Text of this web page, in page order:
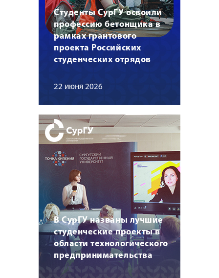
Студенты СурГУ освоили
профессию бетонщика в
рамках грантового
проекта Российских
студенческих отрядов
22 июня 2026
В СурГУ названы лучшие
студенческие проекты в
области технологического
предпринимательства